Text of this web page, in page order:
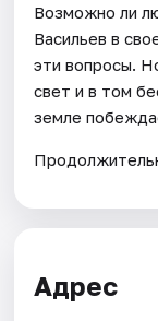
Возможно ли
Васильев в
эти вопросы.
свет и в том
земле
Адрес